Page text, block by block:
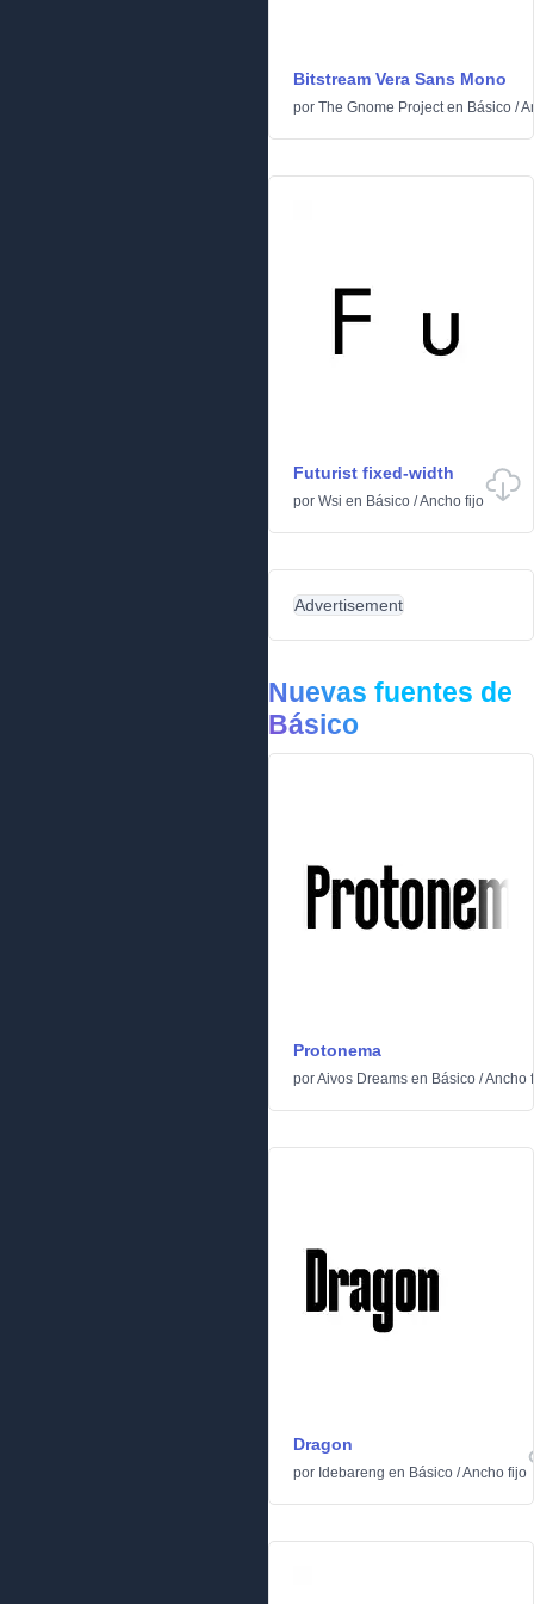
Bitstream Vera Sans Mono
por The Gnome Projecten Básico /
Futurist fixed-width
por Wsi en Básico /Ancho fijo
Advertisement
Nuevas fuentes de
Básico
Protonema
porAivos Dreams en Básico /Ancho
Dragon
por Idebareng en Básico /Ancho fijo